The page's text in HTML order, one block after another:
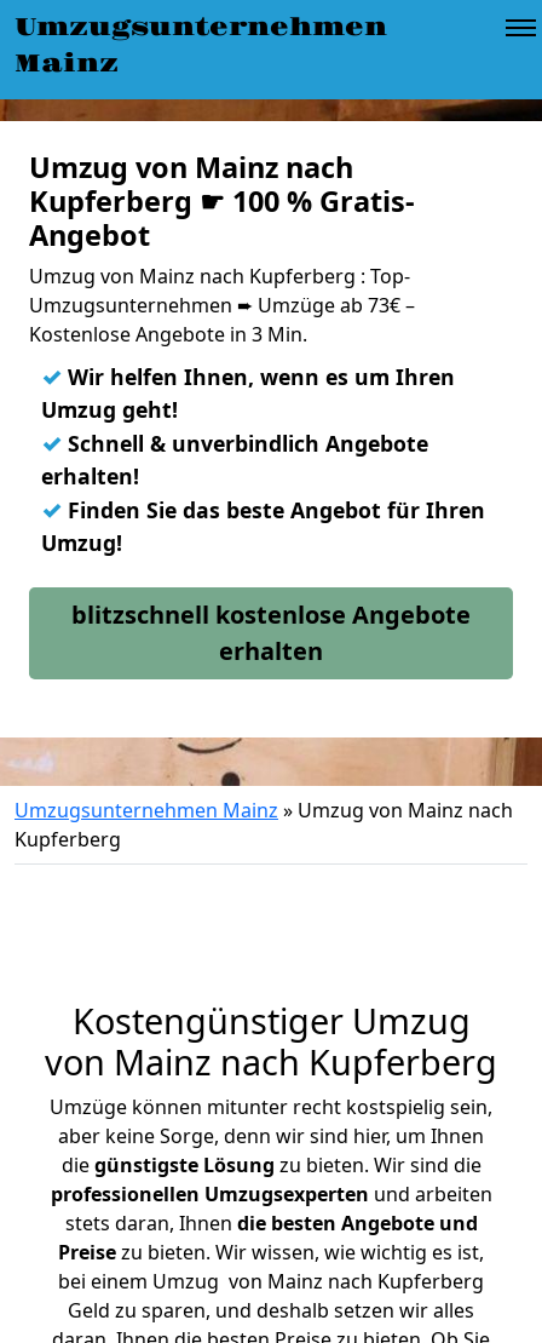
Umzugsunternehmen
Mainz
Umzug von Mainz nach
Kupferberg ☛ 100 % Gratis-
Angebot
Umzug von Mainz nach Kupferberg : Top-
Umzugsunternehmen ➨ Umzüge ab 73€ –
Kostenlose Angebote in 3 Min.
✓ Wir helfen Ihnen, wenn es um Ihren
Umzug geht!
✓ Schnell & unverbindlich Angebote
erhalten!
✓ Finden Sie das beste Angebot für Ihren
Umzug!
blitzschnell kostenlose Angebote
erhalten
Umzugsunternehmen Mainz » Umzug von Mainz nach
Kupferberg
Kostengünstiger Umzug
von Mainz nach Kupferberg
Umzüge können mitunter recht kostspielig sein,
aber keine Sorge, denn wir sind hier, um Ihnen
diegünstigste Lösung zu bieten. Wir sind die
professionellen Umzugsexperten und arbeiten
stets daran, Ihnen die besten Angebote und
Preisezu bieten. Wir wissen, wie wichtig es ist,
bei einem Umzug von Mainz nach Kupferberg
Geld zu sparen, und deshalb setzen wir alles